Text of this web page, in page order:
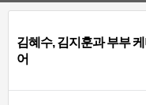
김혜수, 김지훈과 부부 케
어